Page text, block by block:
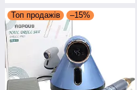
Топ продажів –15%